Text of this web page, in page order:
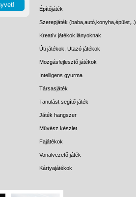
Építőjáték
Szerepjáték (baba,autó,konyha,épület,..)
Kreatív játékok lányoknak
Úti játékok, Utazó játékok
Mozgásfejlesztő játékok
Intelligens gyurma
Társasjáték
Tanulást segítő játék
Játék hangszer
Művész készlet
Fajátékok
Vonalvezető játék
Kártyajátékok